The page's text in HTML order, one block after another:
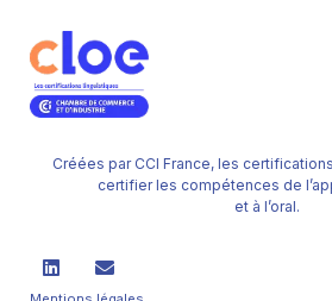
Créées par CCI France, les
certifier les compétences de
et à l’oral.